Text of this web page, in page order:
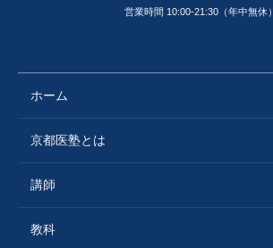
ホーム
京都医塾とは
講師
教科
営業時間 10:00-21:30（年中無休）